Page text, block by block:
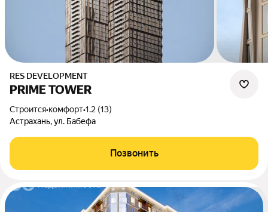
RES DEVELOPMENT
PRIME TOWER
Строится•комфорт•1.2 (13)
Астрахань, ул. Бабефа
Позвонить